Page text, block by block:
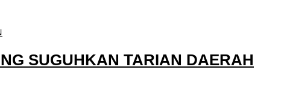
SUGUHKAN TARIAN DAERAH